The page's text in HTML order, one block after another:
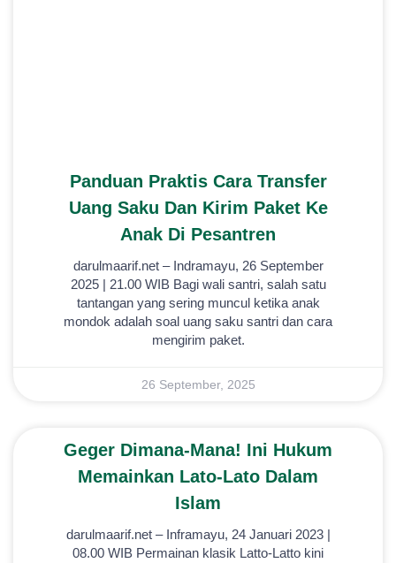
Panduan Praktis Cara Transfer
Uang Saku Dan Kirim Paket Ke
Anak Di Pesantren
darulmaarif.net – Indramayu, 26 September
2025 | 21.00 WIB Bagi wali santri, salah satu
tantangan yang sering muncul ketika anak
mondok adalah soal uang saku santri dan cara
mengirim paket.
26 September, 2025
Geger Dimana-Mana! Ini Hukum
Memainkan Lato-Lato Dalam
Islam
darulmaarif.net – Inframayu, 24 Januari 2023 |
08.00 WIB Permainan klasik Latto-Latto kini